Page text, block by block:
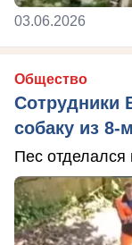
03.06.2026
Общество
Сотрудники
собаку из 8-
Пес отделался